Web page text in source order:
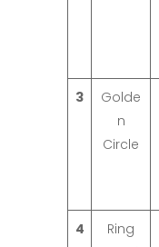
3
Golde
n
Circle
4
Ring